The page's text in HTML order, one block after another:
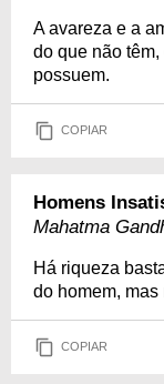
A avareza e a
do que não
possuem.
COPIAR
Homens
Mahatma
Há riqueza
do homem,
COPIAR